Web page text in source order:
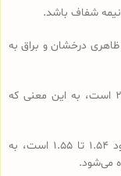
شفاف باشد.
درخشان و براق به
وزن مخصوص آمتیست حدود 2.65 است، به این معنی که
ضریب شکست آمتیست در حدود 1.54 تا 1.55 است، به
می‌شود.